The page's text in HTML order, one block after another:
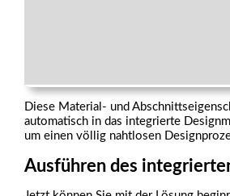
Diese Material- und
automatisch in das integrierte
um einen völlig nahtlosen
Ausführen des